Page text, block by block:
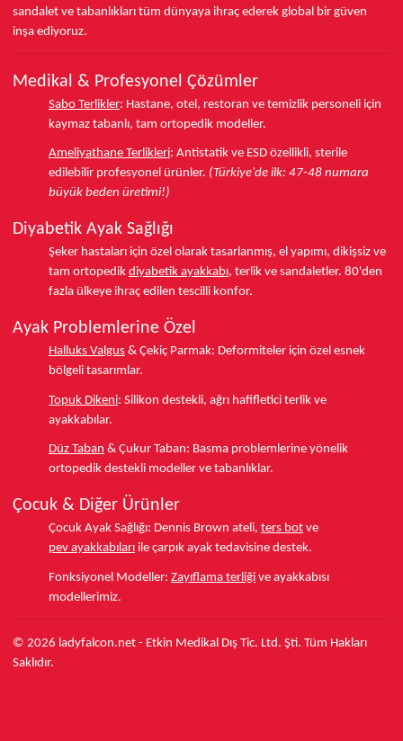
sandalet ve tabanlıkları tüm dünyaya ihraç ederek global bir güven
inşa ediyoruz.
Medikal & Profesyonel Çözümler
Sabo Terlikler: Hastane, otel, restoran ve temizlik personeli için
kaymaz tabanlı, tam ortopedik modeller.
Ameliyathane Terlikleri: Antistatik ve ESD özellikli, sterile
edilebilir profesyonel ürünler. (Türkiye'de ilk: 47-48 numara
büyük beden üretimi!)
Diyabetik Ayak Sağlığı
Şeker hastaları için özel olarak tasarlanmış, el yapımı, dikişsiz ve
tam ortopedik diyabetik ayakkabı, terlik ve sandaletler. 80'den
fazla ülkeye ihraç edilen tescilli konfor.
Ayak Problemlerine Özel
Halluks Valgus & Çekiç Parmak: Deformiteler için özel esnek
bölgeli tasarımlar.
Topuk Dikeni: Silikon destekli, ağrı hafifletici terlik ve
ayakkabılar.
Düz Taban & Çukur Taban: Basma problemlerine yönelik
ortopedik destekli modeller ve tabanlıklar.
Çocuk & Diğer Ürünler
Çocuk Ayak Sağlığı: Dennis Brown ateli, ters bot ve
pev ayakkabıları ile çarpık ayak tedavisine destek.
Fonksiyonel Modeller: Zayıflama terliği ve ayakkabısı
modellerimiz.
© 2026 ladyfalcon.net - Etkin Medikal Dış Tic. Ltd. Şti. Tüm Hakları
Saklıdır.